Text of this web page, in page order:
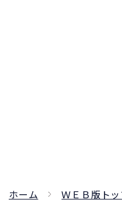
ホーム ＷＥＢ版ト